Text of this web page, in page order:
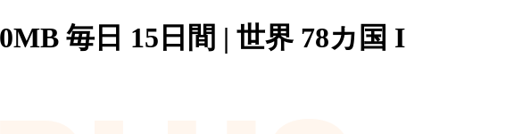
毎日 15日間 | 世界 78カ国 I